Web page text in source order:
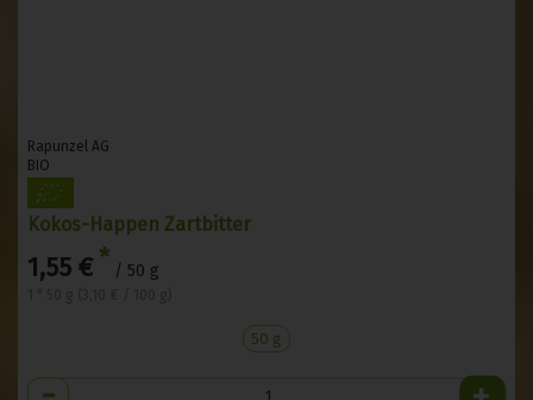
Rapunzel AG
BIO
Kokos-Happen Zartbitter
1,55 € * / 50 g
50 g
Anzahl